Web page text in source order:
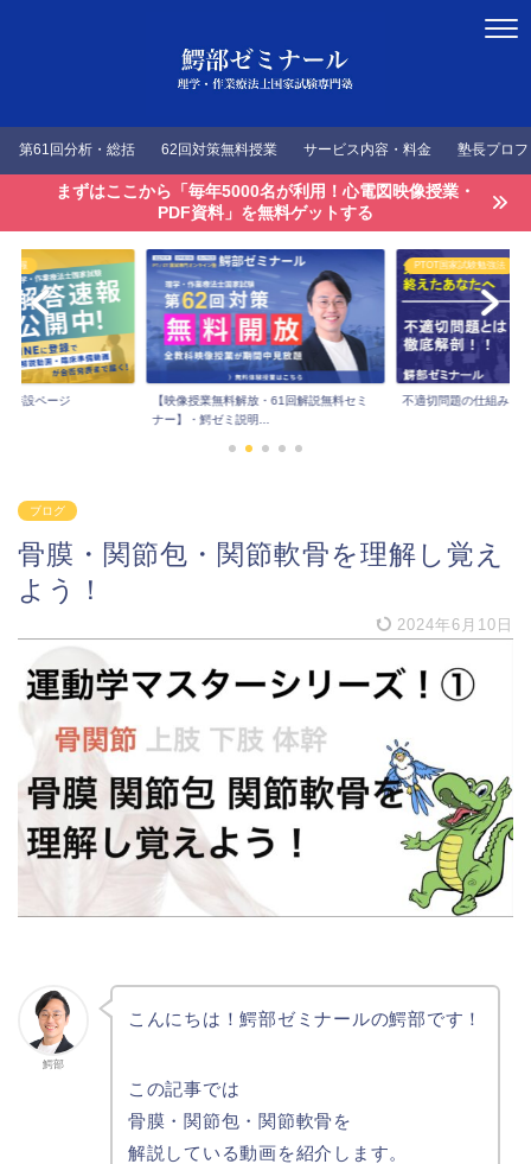
第61回分析・総括 62回対策無料授業 サービス内容・料金 塾長プロ
まずはここから「毎年5000名が利用！心電図映像授業・
PDF資料」を無料ゲットする
速報
特設ページ
【映像授業無料解放・61回解説無料セミ
ナー】・鰐ゼミ説明...
PTOT国家試験勉強法
不適切問題の仕組みを
ブログ
骨膜・関節包・関節軟骨を理解し覚え
よう！
2024年6月10日
鰐部
こんにちは！鰐部ゼミナールの鰐部です！
この記事では
骨膜・関節包・関節軟骨を
解説している動画を紹介します。